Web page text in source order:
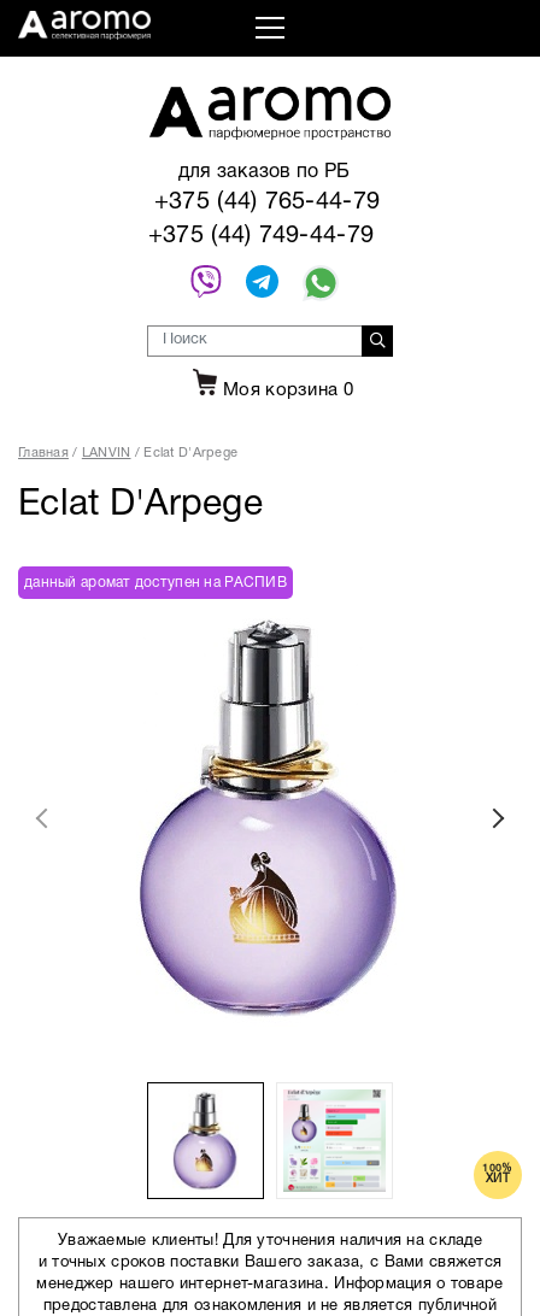
для заказов по РБ
+375 (44) 765-44-79
+375 (44) 749-44-79
Моя корзина 0
Главная LANVIN Eclat D'Arpege
Eclat D'Arpege
данный аромат доступен на РАСПИВ
100%
ХИТ
Уважаемые клиенты! Для уточнения наличия на складе
и точных сроков поставки Вашего заказа, с Вами свяжется
менеджер нашего интернет-магазина. Информация о товаре
предоставлена для ознакомления и не является публичной